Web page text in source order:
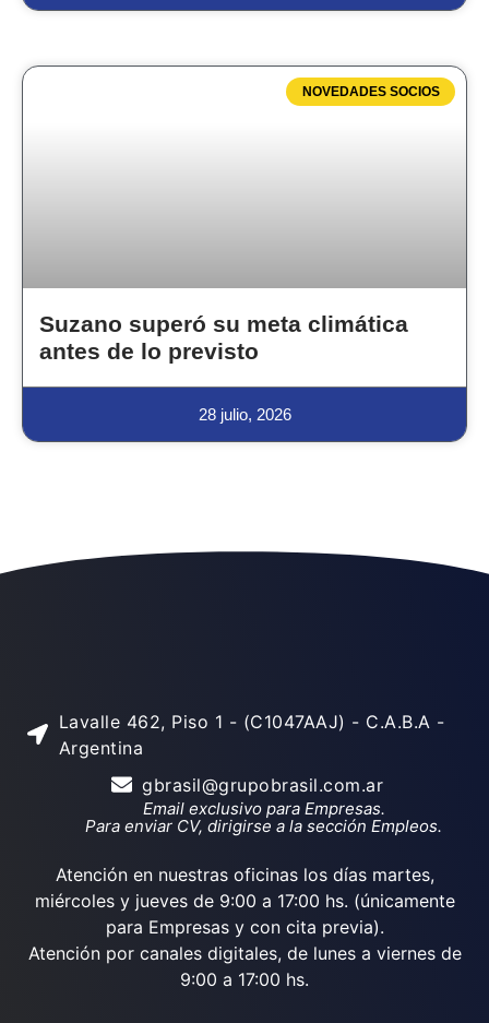
NOVEDADES SOCIOS
Suzano superó su meta climática
antes de lo previsto
28 julio, 2026
Lavalle 462, Piso 1 - (C1047AAJ) - C.A.B.A -
Argentina
gbrasil@grupobrasil.com.ar
Email exclusivo para Empresas.
Para enviar CV, dirigirse a la sección Empleos.
Atención en nuestras oficinas los días martes,
miércoles y jueves de 9:00 a 17:00 hs. (únicamente
para Empresas y con cita previa).
Atención por canales digitales, de lunes a viernes de
9:00 a 17:00 hs.